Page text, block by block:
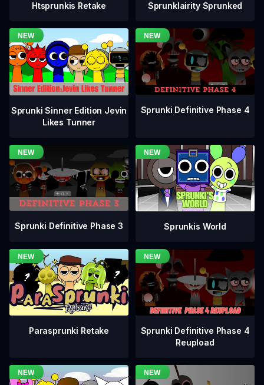
Htsprunkis Retake Sprunklairity Sprunked
Sprunki Sinner Edition Jevin
Likes Tunner
Sprunki Definitive Phase 4
Sprunki Definitive Phase 3 Sprunkis World
Parasprunki Retake
Sprunki Definitive Phase 4
Reupload